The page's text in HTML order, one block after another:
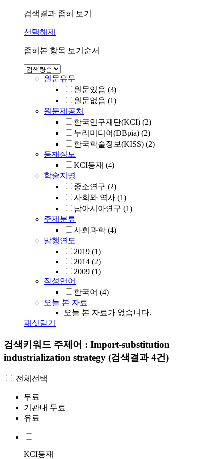
검색결과 좁혀 보기
선택해제
좁혀본 항목 보기순서
원문유무
원문있음 (3)
원문없음 (1)
원문제공처
한국연구재단(KCI) (2)
누리미디어(DBpia) (2)
한국학술정보(KISS) (2)
등재정보
KCI등재 (4)
학술지명
중소연구 (2)
사회와 역사 (1)
남아시아연구 (1)
주제분류
사회과학 (4)
발행연도
2019 (1)
2014 (2)
2009 (1)
작성언어
한국어 (4)
오늘 본 자료
오늘 본 자료가 없습니다.
패싯닫기
검색키워드 주제어 : Import-substitution
industrialization strategy (검색결과 4건)
전체선택
무료
기관내 무료
유료
KCI등재